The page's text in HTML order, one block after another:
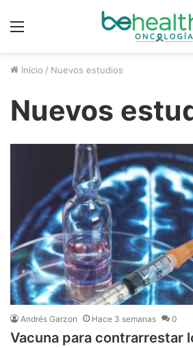
Inicio / Nuevos estudios
Nuevos
Andrés Garzon Hace 3 semanas 0
Vacuna para contrarrestar